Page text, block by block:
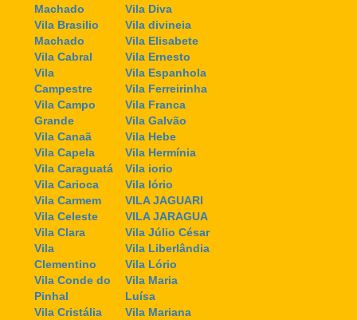
Machado
Vila Brasilio
Machado
Vila Cabral
Vila
Campestre
Vila Campo
Grande
Vila Canaã
Vila Capela
Vila Caraguatá
Vila Carioca
Vila Carmem
Vila Celeste
Vila Clara
Vila
Clementino
Vila Conde do
Pinhal
Vila Cristália
Vila Diva
Vila divineia
Vila Elisabete
Vila Ernesto
Vila Espanhola
Vila Ferreirinha
Vila Franca
Vila Galvão
Vila Hebe
Vila Hermínia
Vila iorio
Vila Iório
VILA JAGUARI
VILA JARAGUA
Vila Júlio César
Vila Liberlândia
Vila Lório
Vila Maria
Luísa
Vila Mariana